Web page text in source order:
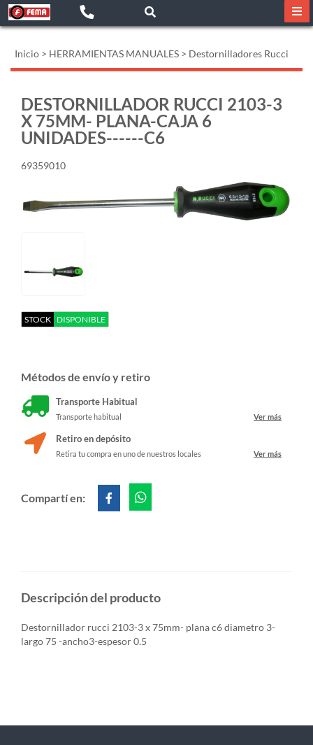
Inicio > HERRAMIENTAS MANUALES > Destornilladores Rucci
DESTORNILLADOR RUCCI 2103-3
X 75MM- PLANA-CAJA 6
UNIDADES------C6
69359010
STOCK DISPONIBLE
Métodos de envío y retiro
Transporte Habitual
Transporte habitual Ver más
Retiro en depósito
Retira tu compra en uno de nuestros locales Ver más
Compartí en:
Descripción del producto
Destornillador rucci 2103-3 x 75mm- plana c6 diametro 3-
largo 75 -ancho3-espesor 0.5